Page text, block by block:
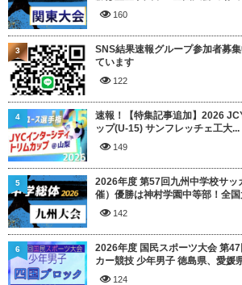
160
SNS結果速報グループ参加者募
ています
122
3
速報！【特集記事追加】2026
ップ(U-15) サンフレッチェ工大...
149
4
2026年度 第57回九州中学校サッ
催）優勝は神村学園中等部！全
142
5
2026年度 国民スポーツ大会 第
カー競技 少年男子 徳島県、愛媛
124
6